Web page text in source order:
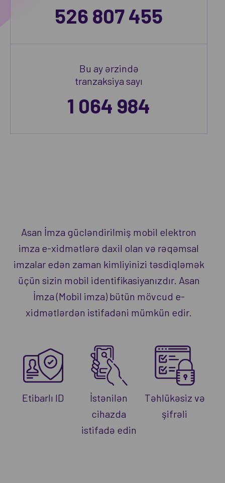
526 807 455
Bu ay ərzində
tranzaksiya sayı
1 064 984
Asan İmza gücləndirilmiş mobil elektron
imza e-xidmətlərə daxil olan və rəqəmsal
imzalar edən zaman kimliyinizi təsdiqləmək
üçün sizin mobil identifikasiyanızdır. Asan
İmza (Mobil imza) bütün mövcud e-
xidmətlərdən istifadəni mümkün edir.
Etibarlı ID
İstənilən
cihazda
istifadə edin
Təhlükəsiz və
şifrəli